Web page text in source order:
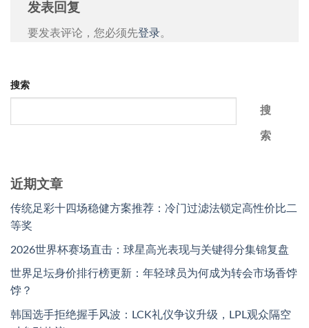
发表回复
要发表评论，您必须先登录。
搜索
搜
索
近期文章
传统足彩十四场稳健方案推荐：冷门过滤法锁定高性价比二
等奖
2026世界杯赛场直击：球星高光表现与关键得分集锦复盘
世界足坛身价排行榜更新：年轻球员为何成为转会市场香饽
饽？
韩国选手拒绝握手风波：LCK礼仪争议升级，LPL观众隔空